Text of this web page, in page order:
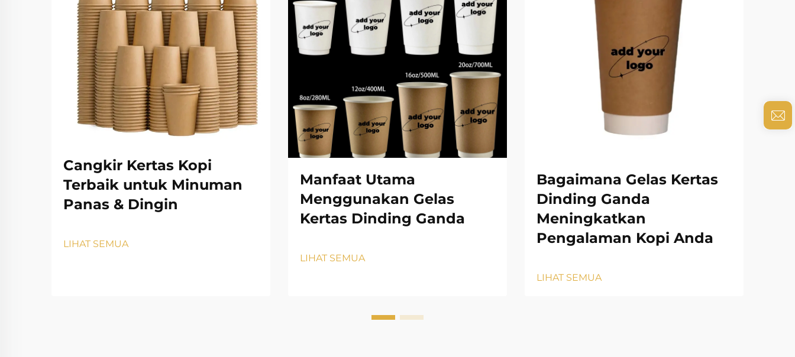
Cangkir Kertas Kopi
Terbaik untuk Minuman
Panas & Dingin
LIHAT SEMUA
Manfaat Utama
Menggunakan Gelas
Kertas Dinding Ganda
LIHAT SEMUA
Bagaimana Gelas Kertas
Dinding Ganda
Meningkatkan
Pengalaman Kopi Anda
LIHAT SEMUA